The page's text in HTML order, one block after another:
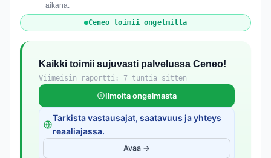
aikana.
Ceneo toimii ongelmitta
Kaikki toimii sujuvasti palvelussa Ceneo!
Viimeisin raportti: 7 tuntia sitten
Ilmoita ongelmasta
Tarkista vastausajat, saatavuus ja yhteys
reaaliajassa.
Avaa →